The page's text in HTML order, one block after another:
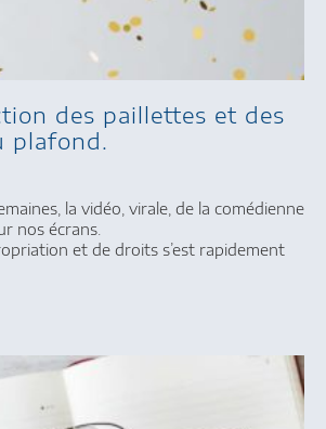
des paillettes et des
plafond.
la vidéo, virale, de la comédienne
nos écrans.
et de droits s’est rapidement